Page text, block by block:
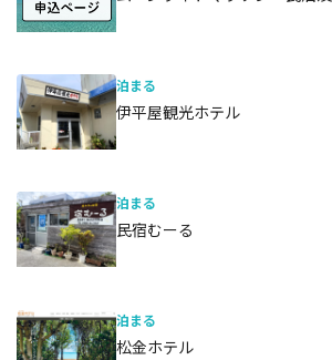
泊まる
伊平屋観光ホテル
泊まる
民宿むーる
泊まる
松金ホテル